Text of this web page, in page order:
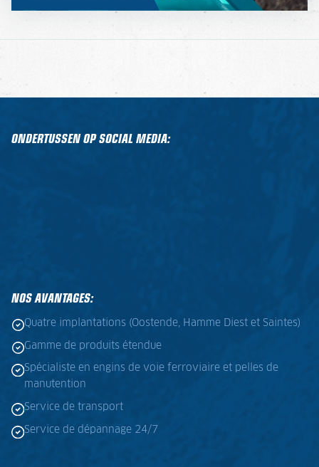
ONDERTUSSEN OP SOCIAL MEDIA:
NOS AVANTAGES:
Quatre implantations (Oostende, Hamme Diest et Saintes)
Gamme de produits étendue
Spécialiste en engins de voie ferroviaire et pelles de
manutention
Service de transport
Service de dépannage 24/7